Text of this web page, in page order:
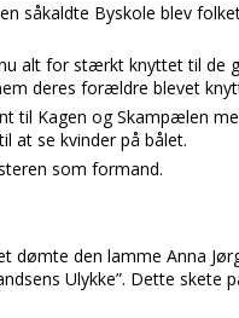
såkaldte Byskole blev
alt for stærkt knyttet til de
deres forældre blevet
til Kagen og Skampælen
at se kvinder på bålet.
som formand.
dømte den lamme Anna
Ulykke”. Dette skete